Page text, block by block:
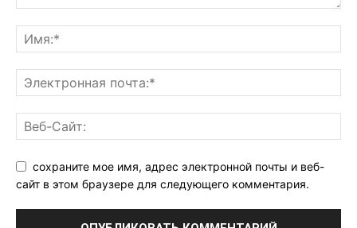
сохраните мое имя, адрес электронной почты и веб-
сайт в этом браузере для следующего комментария.